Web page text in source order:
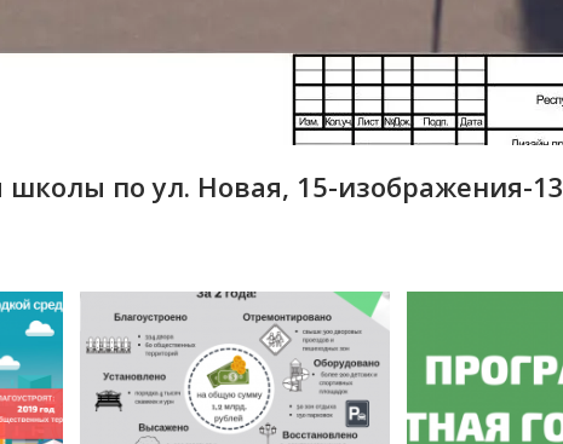
по ул. Новая, 15-изображения-13